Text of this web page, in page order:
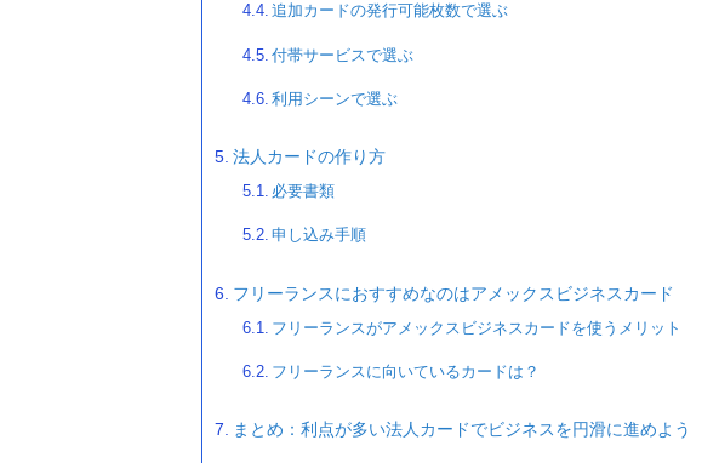
追加カードの発行可能枚数で選ぶ
付帯サービスで選ぶ
利用シーンで選ぶ
法人カードの作り方
必要書類
申し込み手順
フリーランスにおすすめなのはアメックスビジネスカード
フリーランスがアメックスビジネスカードを使うメリット
フリーランスに向いているカードは？
まとめ：利点が多い法人カードでビジネスを円滑に進めよう